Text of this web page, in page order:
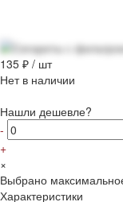
135 ₽ / шт
Нет в наличии
Нашли дешевле?
-
+
×
Выбрано
Характеристики